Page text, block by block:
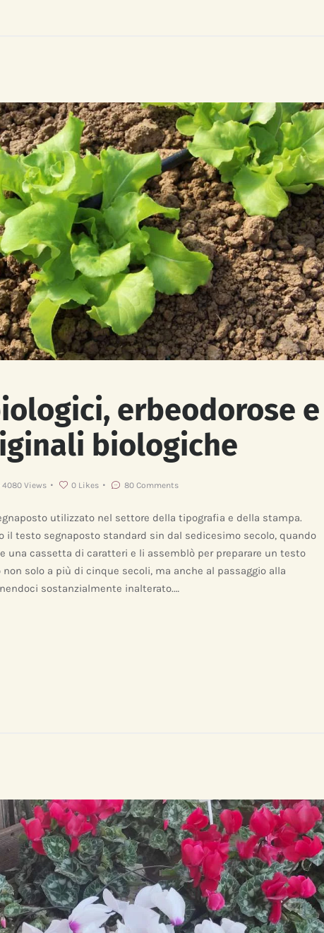
erbeodorose e
biologiche
4080 Views 0 Likes 80 Comments
utilizzato nel settore della tipografia e della stampa.
il testo segnaposto standard sin dal sedicesimo secolo, quando
una cassetta di caratteri e li assemblò per preparare un testo
solo a più di cinque secoli, ma anche al passaggio alla
sostanzialmente inalterato.…